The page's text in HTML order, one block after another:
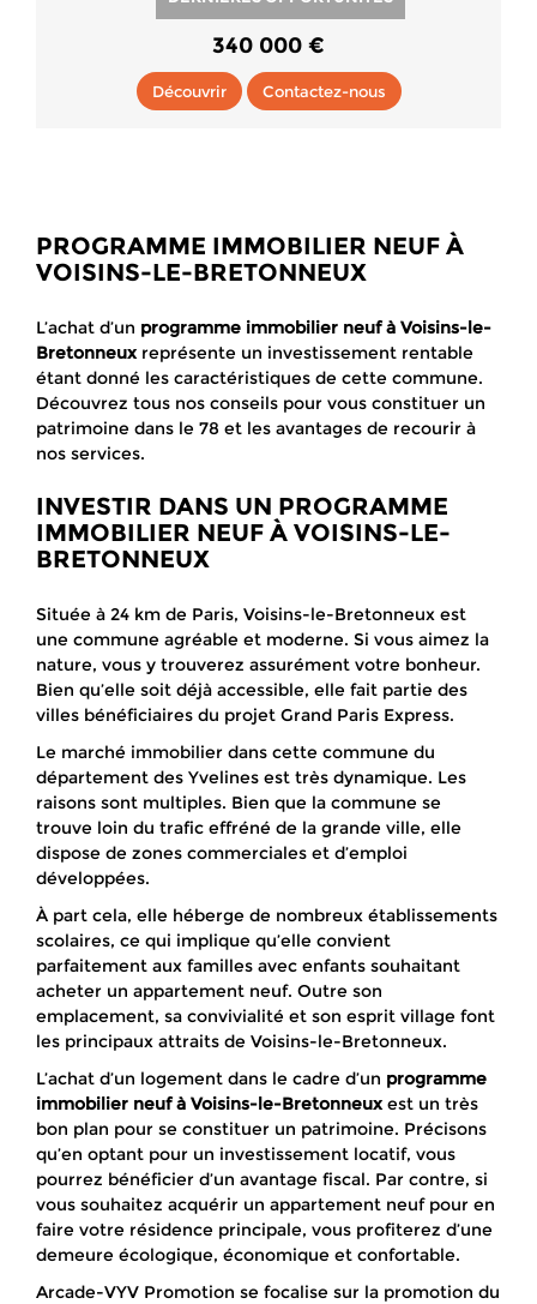
340 000 €
Découvrir Contactez-nous
PROGRAMME IMMOBILIER NEUF À
VOISINS-LE-BRETONNEUX
L’achat d’un programme immobilier neuf à Voisins-le-
Bretonneuxreprésente un investissement rentable
étant donné les caractéristiques de cette commune.
Découvrez tous nos conseils pour vous constituer un
patrimoine dans le 78 et les avantages de recourir à
nos services.
INVESTIR DANS UN PROGRAMME
IMMOBILIER NEUF À VOISINS-LE-
BRETONNEUX
Située à 24 km de Paris, Voisins-le-Bretonneux est
une commune agréable et moderne. Si vous aimez la
nature, vous y trouverez assurément votre bonheur.
Bien qu’elle soit déjà accessible, elle fait partie des
villes bénéficiaires du projet Grand Paris Express.
Le marché immobilier dans cette commune du
département des Yvelines est très dynamique. Les
raisons sont multiples. Bien que la commune se
trouve loin du trafic effréné de la grande ville, elle
dispose de zones commerciales et d’emploi
développées.
À part cela, elle héberge de nombreux établissements
scolaires, ce qui implique qu’elle convient
parfaitement aux familles avec enfants souhaitant
acheter un appartement neuf. Outre son
emplacement, sa convivialité et son esprit village font
les principaux attraits de Voisins-le-Bretonneux.
L’achat d’un logement dans le cadre d’un programme
immobilier neuf à Voisins-le-Bretonneuxest un très
bon plan pour se constituer un patrimoine. Précisons
qu’en optant pour un investissement locatif, vous
pourrez bénéficier d’un avantage fiscal. Par contre, si
vous souhaitez acquérir un appartement neuf pour en
faire votre résidence principale, vous profiterez d’une
demeure écologique, économique et confortable.
Arcade-VYV Promotion se focalise sur la promotion du